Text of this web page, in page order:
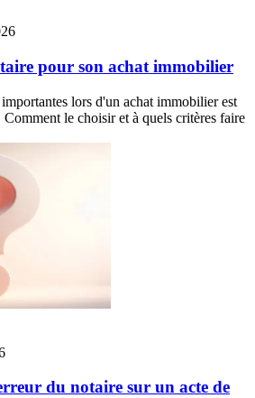
pour son achat immobilier
lors d'un achat immobilier est
le choisir et à quels critères faire
du notaire sur un acte de